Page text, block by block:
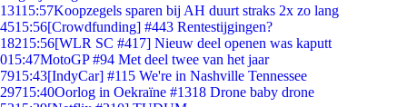
13115:57Koopzegels sparen bij AH duurt straks 2x zo lang
4515:56[Crowdfunding] #443 Rentestijgingen?
18215:56[WLR SC #417] Nieuw deel openen was kaputt
015:47MotoGP #94 Met deel twee van het jaar
7915:43[IndyCar] #115 We're in Nashville Tennessee
29715:40Oorlog in Oekraïne #1318 Drone baby drone